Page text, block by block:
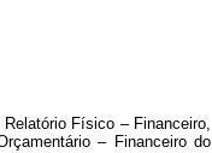
Físico – Financeiro,
– Financeiro do